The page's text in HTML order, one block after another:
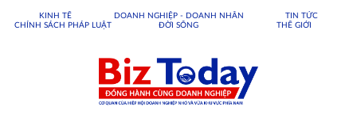
KINH TẾ DOANH NGHIỆP - DOANH NHÂN
TIN TỨC
CHÍNH SÁCH PHÁP LUẬT
ĐỜI SỐNG THẾ GIỚI